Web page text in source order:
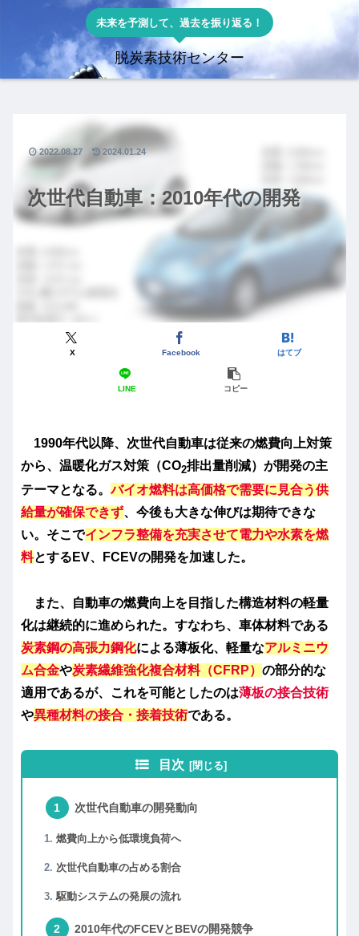
未来を予測して、過去を振り返る！
脱炭素技術センター
次世代自動車：2010年代の開発
X Facebook はてブ
LINE コピー
2022.08.27 2024.01.24
1990年代以降、次世代自動車は従来の燃費向上対策
から、温暖化ガス対策（CO2排出量削減）が開発の主
テーマとなる。バイオ燃料は高価格で需要に見合う供
給量が確保できず、今後も大きな伸びは期待できな
い。そこでインフラ整備を充実させて電力や水素を燃
料とするEV、FCEVの開発を加速した。
また、自動車の燃費向上を目指した構造材料の軽量
化は継続的に進められた。すなわち、車体材料である
炭素鋼の高張力鋼化による薄板化、軽量なアルミニウ
ム合金や炭素繊維強化複合材料（CFRP） の部分的な
適用であるが、これを可能としたのは薄板の接合技術
や異種材料の接合・接着技術である。
目次
次世代自動車の開発動向
燃費向上から低環境負荷へ
次世代自動車の占める割合
駆動システムの発展の流れ
2010年代のFCEVとBEVの開発競争